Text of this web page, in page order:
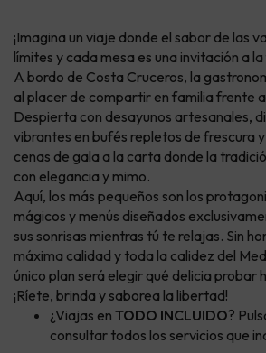
¡Imagina un viaje donde el sabor de las
límites y cada mesa es una invitación a
A bordo de Costa Cruceros, la
al placer de compartir en familia frente
Despierta con desayunos artesanales,
vibrantes en bufés repletos de frescura
cenas de gala a la carta donde la
con elegancia y mimo.
Aquí, los más pequeños son los
mágicos y menús diseñados
sus sonrisas mientras tú te relajas. Sin
máxima calidad y toda la calidez del
único plan será elegir qué delicia probar
¡Ríete, brinda y saborea la libertad!
¿Viajas en TODO INCLUIDO?
consultar todos los servicios que